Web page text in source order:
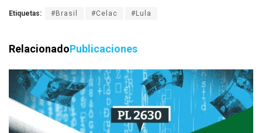
Etiquetas: #Brasil #Celac #Lula
RelacionadoPublicaciones